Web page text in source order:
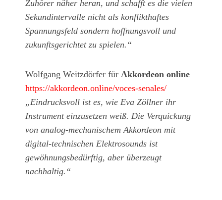
Zuhörer näher heran, und schafft es die vielen
Sekundintervalle nicht als konflikthaftes
Spannungsfeld sondern hoffnungsvoll und
zukunftsgerichtet zu spielen.“
Wolfgang Weitzdörfer für Akkordeon online
https://akkordeon.online/voces-senales/
„Eindrucksvoll ist es, wie Eva Zöllner ihr
Instrument einzusetzen weiß. Die Verquickung
von analog-mechanischem Akkordeon mit
digital-technischen Elektrosounds ist
gewöhnungsbedürftig, aber überzeugt
nachhaltig.“